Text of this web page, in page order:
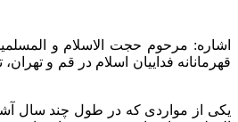
اشاره: مرحوم حجت الاسلام و
قهرمانانه فداییان اسلام در قم و
یکی از مواردی که در طول چند سال